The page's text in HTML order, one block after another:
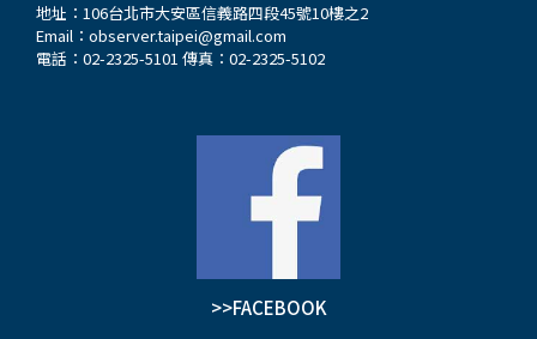
地址：106台北市大安區信義路四段45號10樓之2
Email： observer.taipei@gmail.com
電話：02-2325-5101 傳真：02-2325-5102
>>FACEBOOK